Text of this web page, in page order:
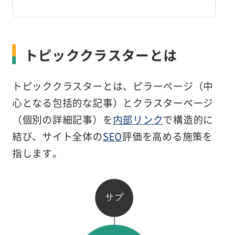
トピッククラスター とは
トピッククラスターとは、ピラーページ（中
心となる包括的な記事）とクラスターページ
（個別の詳細記事）を内部リンクで構造的に
結び、サイト全体のSEO評価を高める施策を
指します。